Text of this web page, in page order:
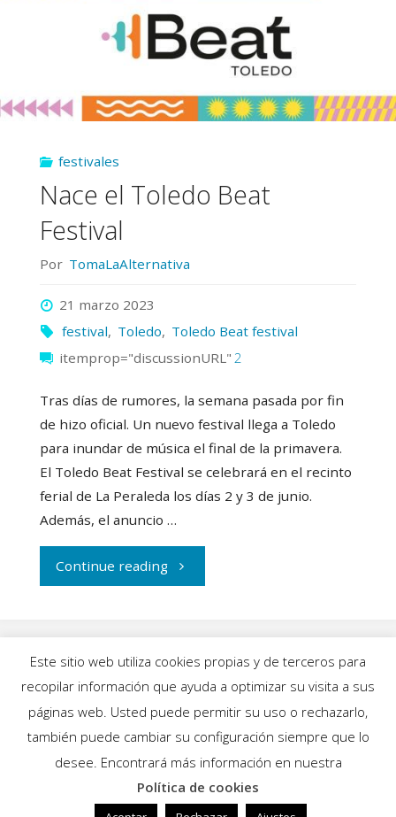
Festival
cierra
festivales
Nace el Toledo Beat
Festival
Por TomaLaAlternativa
21 marzo 2023
festival, Toledo, Toledo Beat festival
itemprop="discussionURL" 2
Tras días de rumores, la semana pasada por fin
de hizo oficial. Un nuevo festival llega a Toledo
para inundar de música el final de la primavera.
El Toledo Beat Festival se celebrará en el recinto
ferial de La Peraleda los días 2 y 3 de junio.
Además, el anuncio …
Continue reading"Nace
Beat
Festival"
GALERÍAS
QUIÉNES SOMOS
Funciona conFluida&WordPress.
Este sitio web utiliza cookies propias y de terceros para
recopilar información que ayuda a optimizar su visita a sus
páginas web. Usted puede permitir su uso o rechazarlo,
también puede cambiar su configuración siempre que lo
desee. Encontrará más información en nuestra
Política de cookies